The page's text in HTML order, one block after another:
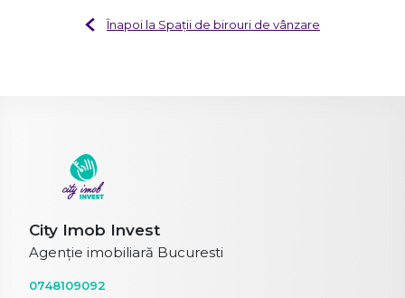
Înapoi la Spații de birouri de vânzare
City Imob Invest
Agenție imobiliară Bucuresti
0748109092